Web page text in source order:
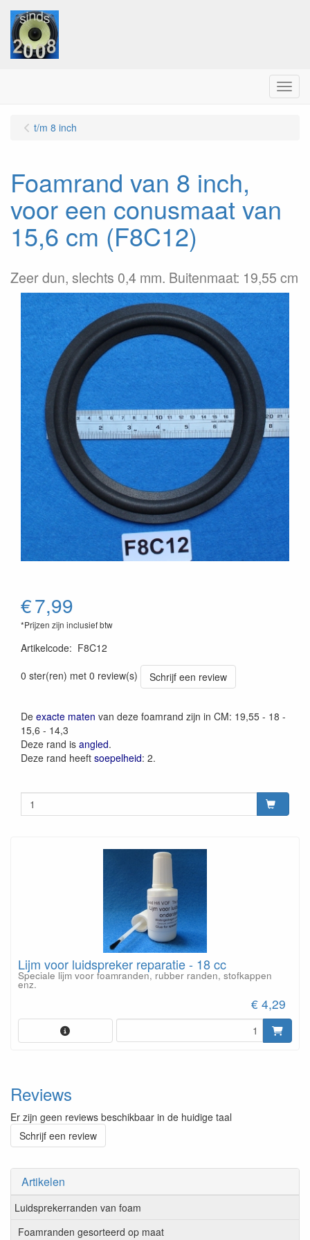
Menu
Artikelen
Luidsprekerranden van foam
Foamranden gesorteerd op maat
t/m 8 inch
Foamrand van 8 inch,
voor een conusmaat van
15,6 cm (F8C12)
Zeer dun, slechts 0,4 mm. Buitenmaat: 19,55 cm
€7,99
*Prijzen zijn inclusief btw
Artikelcode: F8C12
0 ster(ren) met 0 review(s)
Schrijf een review
De exacte maten van deze foamrand zijn in CM: 19,55 - 18 -
15,6 - 14,3
Deze rand is angled.
Deze rand heeft soepelheid: 2.
Lijm voor luidspreker reparatie - 18 cc
Speciale lijm voor foamranden, rubber randen, stofkappen
enz.
€ 4,29
Reviews
Er zijn geen reviews beschikbaar in de huidige taal
Schrijf een review